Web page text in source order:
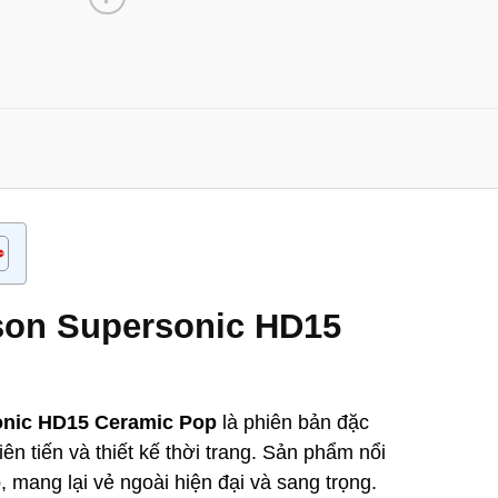
Supersonic HD15
HD15 Ceramic Poplà phiên bản đặc
tiến và thiết kế thời trang. Sản phẩm nổi
lại vẻ ngoài hiện đại và sang trọng.